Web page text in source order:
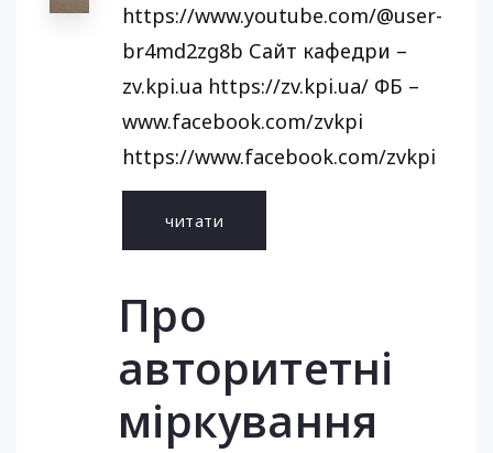
https://www.youtube.com/@user-
br4md2zg8b Сайт кафедри –
zv.kpi.ua https://zv.kpi.ua/ ФБ –
www.facebook.com/zvkpi
https://www.facebook.com/zvkpi
читати
Про
авторитетні
міркування